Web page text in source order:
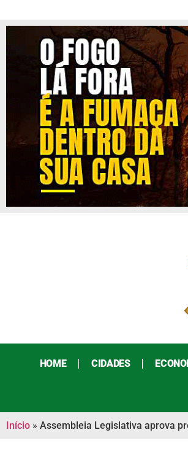
HOME CIDADES
Início » Assembleia Legislativa aprova